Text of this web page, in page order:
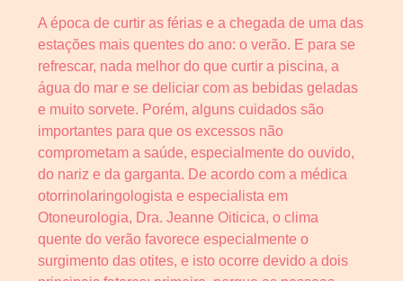
A época de curtir as férias e a chegada de uma das
estações mais quentes do ano: o verão. E para se
refrescar, nada melhor do que curtir a piscina, a
água do mar e se deliciar com as bebidas geladas
e muito sorvete. Porém, alguns cuidados são
importantes para que os excessos não
comprometam a saúde, especialmente do ouvido,
do nariz e da garganta. De acordo com a médica
otorrinolaringologista e especialista em
Otoneurologia, Dra. Jeanne Oiticica, o clima
quente do verão favorece especialmente o
surgimento das otites, e isto ocorre devido a dois